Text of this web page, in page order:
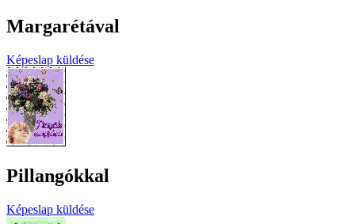
Margarétával
Képeslap küldése
Pillangókkal
Képeslap küldése